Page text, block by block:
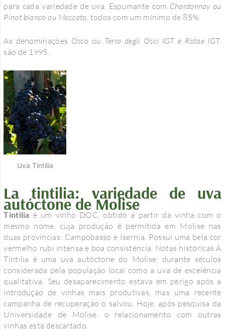
para cada variedade de uva. Espumante com Chardonnay ou
Pinot bianco ou Moscato , todos com um mínimo de 85%.
As denominações Osco ou Terra degli Osci IGT e Rotae IGT,
são de 1995.
Uva Tintilia
La tintilia: variedade de uva
autóctone de Molise
Tintilia é um vinho DOC, obtido a partir da vinha com o
mesmo nome, cuja produção é permitida em Molise nas
duas províncias: Campobasso e Isernia. Possui uma bela cor
vermelho rubi intensa e boa consistência. Notas históricas A
Tintilia é uma uva autóctone do Molise, durante séculos
considerada pela população local como a uva de excelência
qualitativa. Seu desaparecimento estava em perigo após a
introdução de vinhas mais produtivas, mas uma recente
campanha de recuperação o salvou. Hoje, após pesquisa da
Universidade de Molise, o relacionamento com outras
vinhas está descartado.